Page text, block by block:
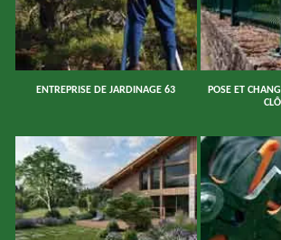
ENTREPRISE DE JARDINAGE 63
POSE ET